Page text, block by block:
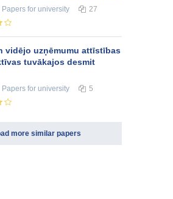
Papers for university 27
vidējo uzņēmumu attīstības
tuvākajos desmit
Papers for university 5
more similar papers